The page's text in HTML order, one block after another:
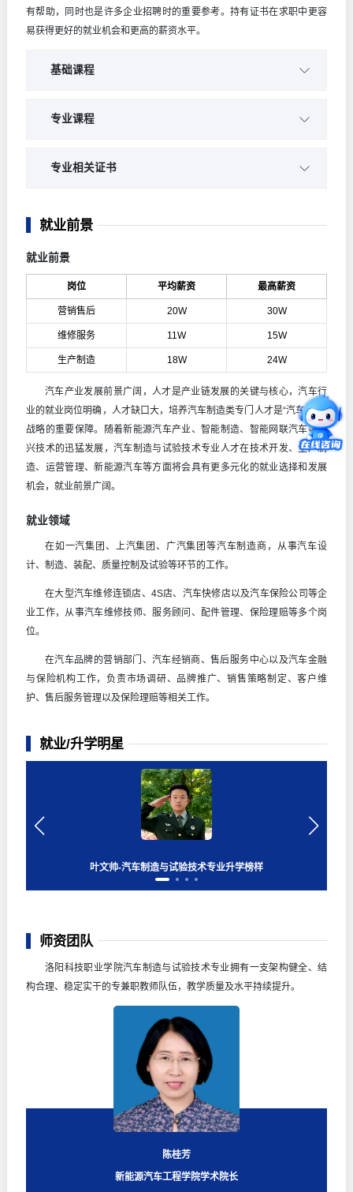
有帮助，同时也是许多企业招聘时的重要参考。持有证书在求职中更容
易获得更好的就业机会和更高的薪资水平。
基础课程
CAXA电子图板
汽车电器检测与维修
汽车底盘电子控制技术
汽车发动机电子控制技术
专业课程
汽车配件与营销
汽车装配与调试
汽车整形与美容
二手车鉴定与评估
专业相关证书
汽车电器维修工（中、高级）职业技能资格证书
汽车维修检验工（中、高级）职业技能资格证书
汽车机械维修工（中、高级）职业技能资格证
就业前景
就业前景
岗位 平均薪资 最高薪资
营销售后 20W 30W
维修服务 11W 15W
生产制造 18W 24W
汽车产业发展前景广阔，人才是产业链发展的关键与核心，汽车行
业的就业岗位明确，人才缺口大，培养汽车制造类专门人才是“汽车强国”
战略的重要保障。随着新能源汽车产业、智能制造、智能网联汽车等新
兴技术的迅猛发展，汽车制造与试验技术专业人才在技术开发、生产制
造、运营管理、新能源汽车等方面将会具有更多元化的就业选择和发展
机会，就业前景广阔。
就业领域
在如一汽集团、上汽集团、广汽集团等汽车制造商，从事汽车设
计、制造、装配、质量控制及试验等环节的工作。
在大型汽车维修连锁店、4S店、汽车快修店以及汽车保险公司等企
业工作，从事汽车维修技师、服务顾问、配件管理、保险理赔等多个岗
位。
在汽车品牌的营销部门、汽车经销商、售后服务中心以及汽车金融
与保险机构工作，负责市场调研、品牌推广、销售策略制定、客户维
护、售后服务管理以及保险理赔等相关工作。
就业/升学明星
杜文勇-汽车制造与试验技术专业升学榜样
郑睿-汽车制造与试验技术专业就业榜样
仲昭勋-汽车制造与试验技术专业就业榜样
叶文帅-汽车制造与试验技术专业升学榜样
师资团队
洛阳科技职业学院汽车制造与试验技术专业拥有一支架构健全、结
构合理、稳定实干的专兼职教师队伍，教学质量及水平持续提升。
陈桂芳
新能源汽车工程学院学术院长